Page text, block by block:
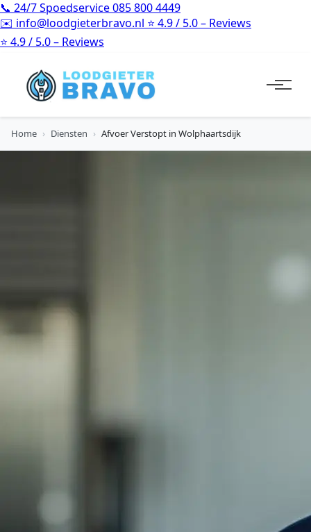
📞 24/7 Spoedservice085 800 4449
✉️ info@loodgieterbravo.nl ⭐ 4.9 / 5.0 – Reviews
⭐ 4.9 / 5.0 – Reviews
Home › Diensten › Afvoer Verstopt in Wolphaartsdijk